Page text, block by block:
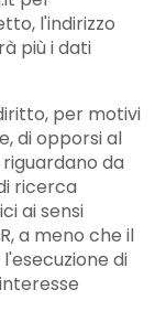
l'indirizzo
più i dati
per motivi
di opporsi al
da
ricerca
ai sensi
a meno che il
di